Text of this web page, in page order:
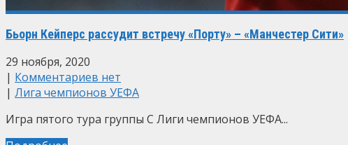
Бьорн Кейперс рассудит встречу «Порту» – «Манчестер Сити»
29 ноября, 2020
| Комментариев нет
| Лига чемпионов УЕФА
Игра пятого тура группы С Лиги чемпионов УЕФА...